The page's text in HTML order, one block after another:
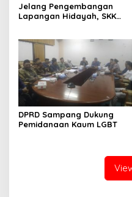
Jelang Pengembangan
Lapangan Hidayah, SKK
Nelayan Sampang
DPRD Sampang Dukung
Pemidanaan Kaum LGBT